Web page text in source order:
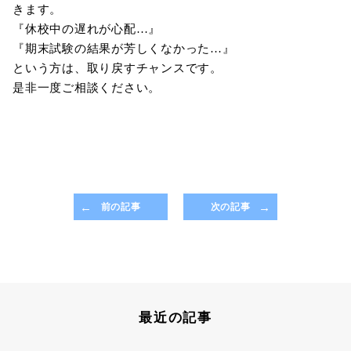
きます。
『休校中の遅れが心配…』
『期末試験の結果が芳しくなかった…』
という方は、取り戻すチャンスです。
是非一度ご相談ください。
前の記事 次の記事
最近の記事